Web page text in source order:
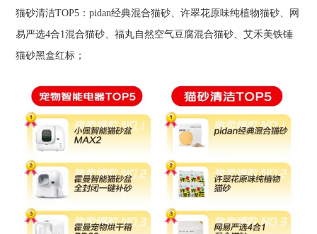
猫砂清洁TOP5：pidan经典混合猫砂、许翠花原味纯植物猫砂、网
易严选4合1混合猫砂、福丸自然空气豆腐混合猫砂、艾禾美铁锤
猫砂黑盒红标；